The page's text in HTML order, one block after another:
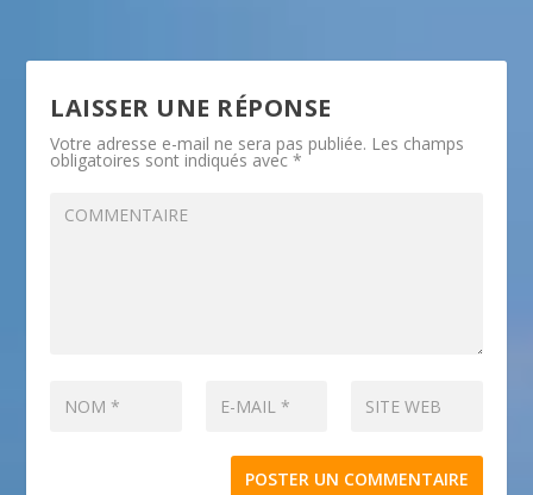
LAISSER UNE RÉPONSE
Votre adresse e-mail ne sera pas publiée. Les champs
obligatoires sont indiqués avec*